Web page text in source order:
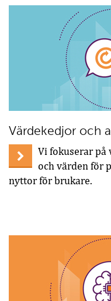
Värdekedjor och
Vi fokuserar på
och värden för
nyttor för brukare.